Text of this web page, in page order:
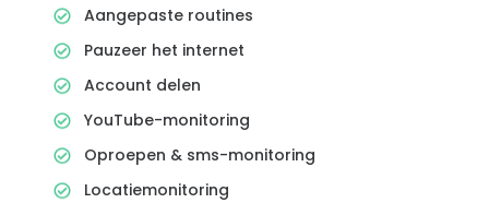
Aangepaste routines
Pauzeer het internet
Account delen
YouTube-monitoring
Oproepen & sms-monitoring
Locatiemonitoring